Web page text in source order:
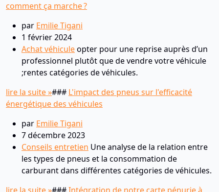
comment ça marche ?
par Emilie Tigani
1 février 2024
Achat véhiculeopter pour une reprise auprès d’un
professionnel plutôt que de vendre votre véhicule
;rentes catégories de véhicules.
lire la suite »### L'impact des pneus sur l'efficacité
énergétique des véhicules
par Emilie Tigani
7 décembre 2023
Conseils entretien Une analyse de la relation entre
les types de pneus et la consommation de
carburant dans différentes catégories de véhicules.